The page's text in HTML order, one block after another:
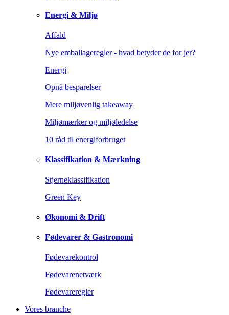
Energi & Miljø
Affald
Nye emballageregler - hvad betyder de for jer?
Energi
Opnå besparelser
Mere miljøvenlig takeaway
Miljømærker og miljøledelse
10 råd til energiforbruget
Klassifikation & Mærkning
Stjerneklassifikation
Green Key
Økonomi & Drift
Fødevarer & Gastronomi
Fødevarekontrol
Fødevarenetværk
Fødevareregler
Vores branche